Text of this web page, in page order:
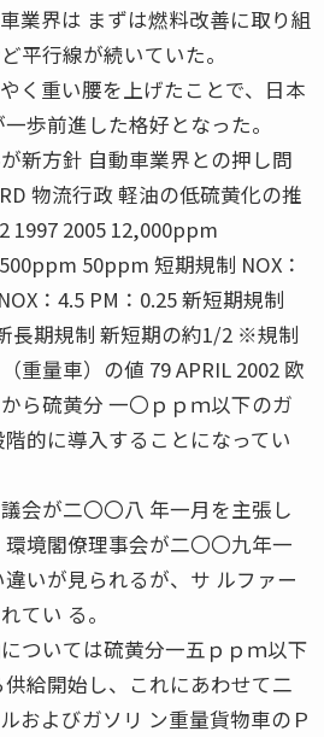
業界は まずは燃料改善に取り組
平行線が続いていた。
く重い腰を上げたことで、日本
歩前進した格好となった。
新方針 自動車業界との押し問
物流行政 軽油の低硫黄化の推
1997 2005 12,000ppm
50ppm 短期規制 NOX：
：4.5 PM：0.25 新短期規制
長期規制 新短期の約1/2 ※規制
重量車）の値 79 APRIL 2002 欧
ら硫黄分 一〇ｐｐｍ以下のガ
的に導入することになってい
会が二〇〇八 年一月を主張し
境閣僚理事会が二〇〇九年一
いが見られるが、サ ルファー
てい る。
ついては硫黄分一五ｐｐｍ以下
給開始し、これにあわせて二
およびガソリ ン重量貨物車のＰ